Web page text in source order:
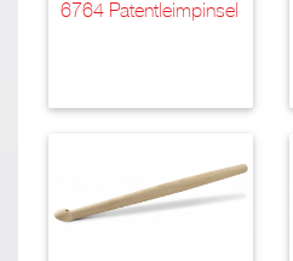
6764 Patentleimpinsel